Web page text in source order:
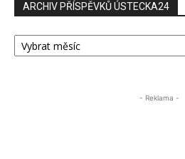
ARCHIV PŘÍSPĚVKŮ ÚSTECKA24
ARCHIV
PŘÍSPĚVKŮ
- Reklama -